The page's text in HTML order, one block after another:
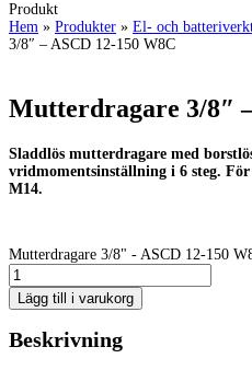
Produkt
Hem » Produkter » El- och
3/8″ – ASCD 12-150 W8C
Mutterdragare 3/8″
Sladdlös mutterdragare med
vridmomentsinställning i 6 steg.
M14.
Mutterdragare 3/8" - ASCD 12-150
Lägg till i varukorg
Beskrivning